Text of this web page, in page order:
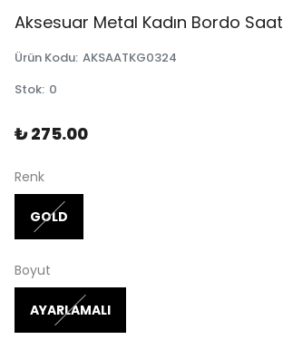
Aksesuar Metal Kadın Bordo Saat
Ürün Kodu: AKSAATKG0324
Stok: 0
₺ 275.00
Renk
GOLD
Boyut
AYARLAMALI